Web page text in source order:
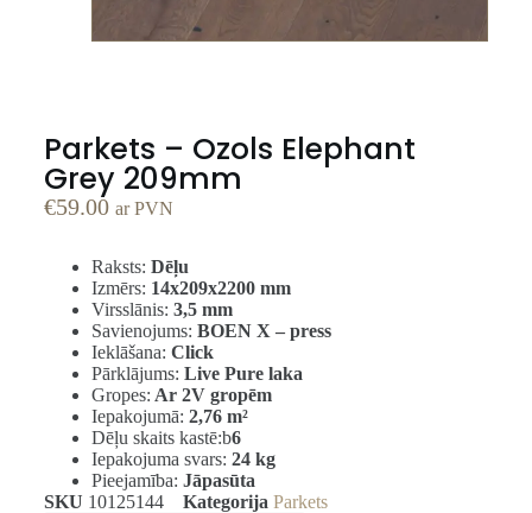
Parkets – Ozols Elephant
Grey 209mm
€59.00 ar PVN
Raksts: Dēļu
Izmērs: 14x209x2200 mm
Virsslānis: 3,5 mm
Savienojums: BOEN X – press
Ieklāšana: Click
Pārklājums: Live Pure laka
Gropes: Ar 2V gropēm
Iepakojumā: 2,76 m²
Dēļu skaits kastē:b6
Iepakojuma svars: 24 kg
Pieejamība: Jāpasūta
SKU 10125144 Kategorija Parkets